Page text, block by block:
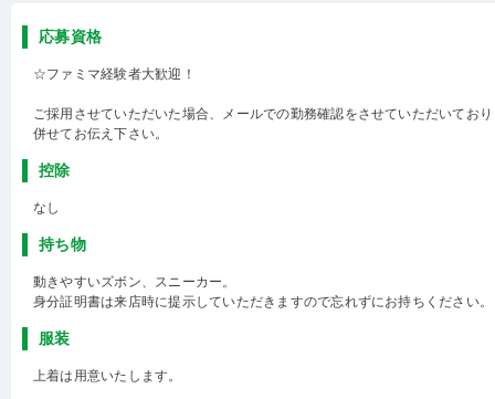
応募資格
☆ファミマ経験者大歓迎！
ご採用させていただいた場合、メールでの勤務確認をさせていただいてお
併せてお伝え下さい。
控除
なし
持ち物
動きやすいズボン、スニーカー。
身分証明書は来店時に提示していただきますので忘れずにお持ちください。
服装
上着は用意いたします。